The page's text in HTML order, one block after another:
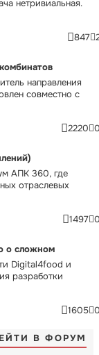
нетривиальная.
847
направления
совместно с
2220
АПК 360, где
отраслевых
1497
о сложном
Digital4food и
разработки
1605
В ФОРУМ